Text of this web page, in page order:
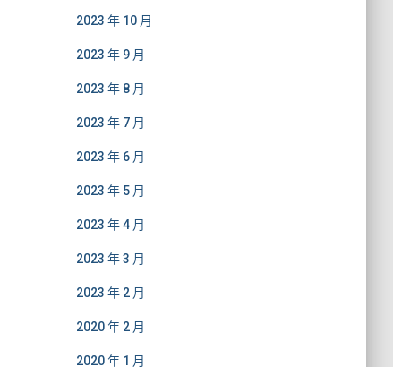
2023 年 10 月
2023 年 9 月
2023 年 8 月
2023 年 7 月
2023 年 6 月
2023 年 5 月
2023 年 4 月
2023 年 3 月
2023 年 2 月
2020 年 2 月
2020 年 1 月